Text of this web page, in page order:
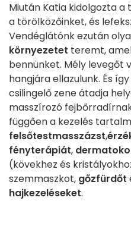
Miután Katia kidolgozta
a törölközőinket, és
Vendéglátónk ezután
környezetet teremt,
bennünket. Mély levegőt
hangjára ellazulunk. És
csilingelő zene átadja
masszírozó
függően a kezelés
felsőtestmasszázst,
fényterápiát,
(kövekhez és
szemmaszkot, gőzfürdőt
hajkezeléseket.